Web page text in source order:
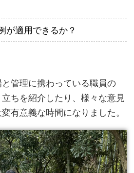
が適用できるか？
管理に携わっている職員の
ちを紹介したり、様々な意見
有意義な時間になりました。